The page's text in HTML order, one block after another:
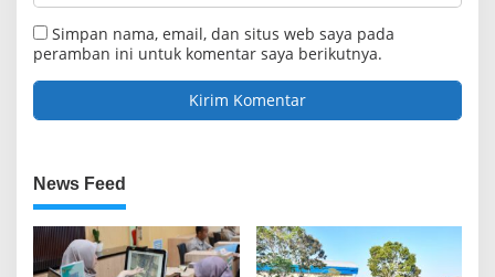
Simpan nama, email, dan situs web saya pada
peramban ini untuk komentar saya berikutnya.
News Feed